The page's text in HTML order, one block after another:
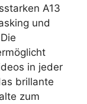
A13
und
in jeder
brillante
zum